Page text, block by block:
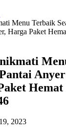
Menu Terbaik
Harga Paket
Hemat
2023